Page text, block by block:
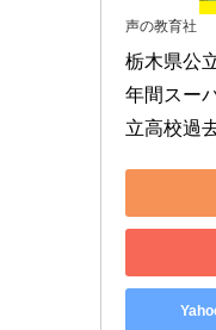
声の教育社
栃木県公
年間スー
立高校過